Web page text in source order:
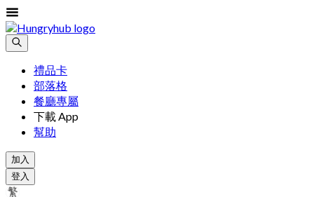
禮品卡
部落格
餐廳專屬
下載 App
幫助
加入
登入